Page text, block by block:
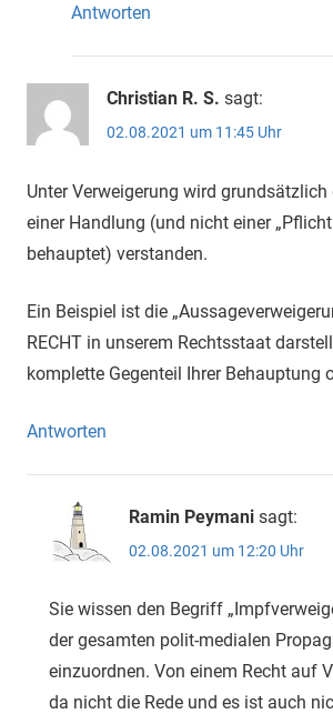
Antworten
Christian R. S. sagt:
02.08.2021 um 11:45 Uhr
Unter Verweigerung wird grundsätzlich
einer Handlung (und nicht einer
behauptet) verstanden.
Ein Beispiel ist die
RECHT in unserem Rechtsstaat
komplette Gegenteil Ihrer Behauptung
Antworten
Ramin Peymani sagt:
02.08.2021 um 12:20 Uhr
Sie wissen den Begriff
der gesamten polit-medialen
einzuordnen. Von einem Recht auf
da nicht die Rede und es ist auch